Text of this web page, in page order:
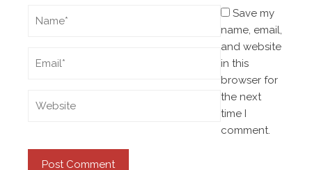
Save my
name, email,
and website
in this
browser for
the next
time I
comment.